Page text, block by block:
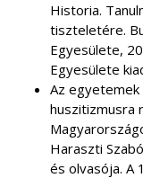
Historia.
tiszteletére.
Egyesülete,
Egyesülete
Az egyetemek
huszitizmusra
Haraszti
és olvasója. A